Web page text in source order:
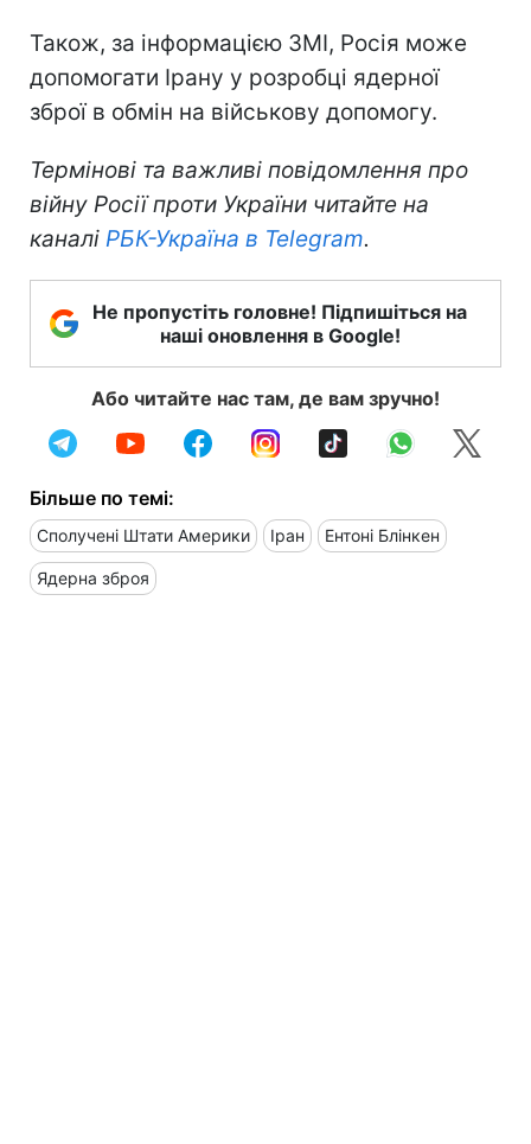
Також, за інформацією ЗМІ, Росія може
допомогати Ірану у розробці ядерної
зброї в обмін на військову допомогу.
Термінові та важливі повідомлення про
війну Росії проти України читайте на
каналі РБК-Україна в Telegram.
Не пропустіть головне! Підпишіться на
наші оновлення в Google!
Або читайте нас там, де вам зручно!
Більше по темі:
Сполучені Штати Америки Іран Ентоні Блінкен
Ядерна зброя